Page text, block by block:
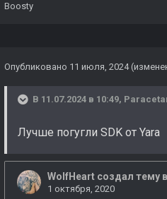
Boosty
Опубликовано 11 июля, 2024
В 11.07.2024 в 10:49,
Лучше погугли SDK от Yara